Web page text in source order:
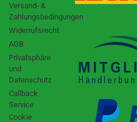
Versand- &
Zahlungsbedingungen
Widerrufsrecht
AGB
Privatsphäre
und
Datenschutz
Callback
Service
Cookie